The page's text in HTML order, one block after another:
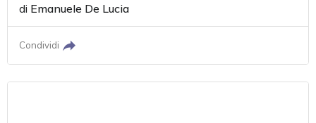
di Emanuele De Lucia
Condividi